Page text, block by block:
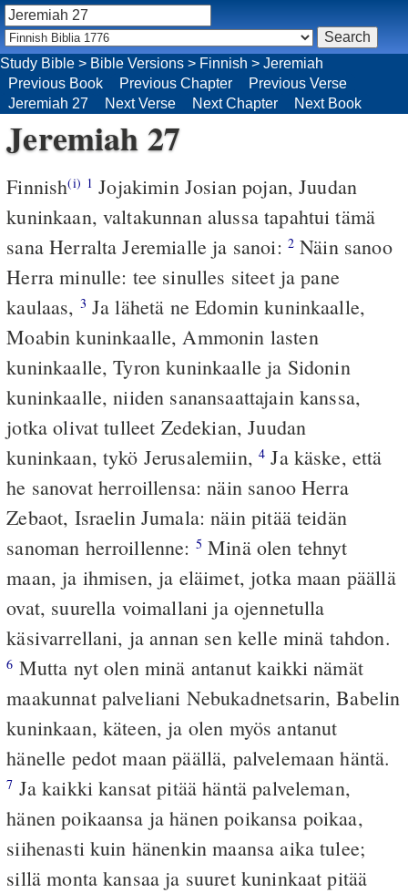
Study Bible > Bible Versions > Finnish > Jeremiah
Previous Book
Previous Chapter
Previous Verse
Jeremiah 27
Next Verse Next Chapter Next Book
Jeremiah 27
Finnish(i) 1 Jojakimin Josian pojan, Juudan
kuninkaan, valtakunnan alussa tapahtui tämä
sana Herralta Jeremialle ja sanoi: 2 Näin sanoo
Herra minulle: tee sinulles siteet ja pane
kaulaas, 3 Ja lähetä ne Edomin kuninkaalle,
Moabin kuninkaalle, Ammonin lasten
kuninkaalle, Tyron kuninkaalle ja Sidonin
kuninkaalle, niiden sanansaattajain kanssa,
jotka olivat tulleet Zedekian, Juudan
kuninkaan, tykö Jerusalemiin,4 Ja käske, että
he sanovat herroillensa: näin sanoo Herra
Zebaot, Israelin Jumala: näin pitää teidän
sanoman herroillenne: 5 Minä olen tehnyt
maan, ja ihmisen, ja eläimet, jotka maan päällä
ovat, suurella voimallani ja ojennetulla
käsivarrellani, ja annan sen kelle minä tahdon.
6 Mutta nyt olen minä antanut kaikki nämät
maakunnat palveliani Nebukadnetsarin, Babelin
kuninkaan, käteen, ja olen myös antanut
hänelle pedot maan päällä, palvelemaan häntä.
7 Ja kaikki kansat pitää häntä palveleman,
hänen poikaansa ja hänen poikansa poikaa,
siihenasti kuin hänenkin maansa aika tulee;
sillä monta kansaa ja suuret kuninkaat pitää